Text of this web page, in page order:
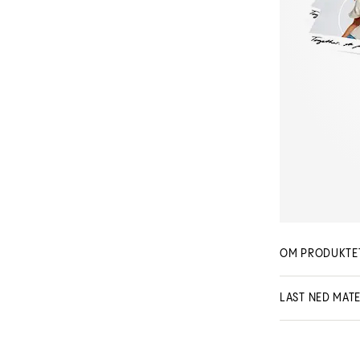
OM PRODUKTET
deg til en
LAST NED